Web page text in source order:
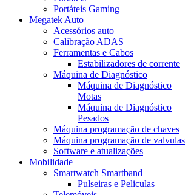
Portáteis Gaming
Megatek Auto
Acessórios auto
Calibração ADAS
Ferramentas e Cabos
Estabilizadores de corrente
Máquina de Diagnóstico
Máquina de Diagnóstico
Motas
Máquina de Diagnóstico
Pesados
Máquina programação de chaves
Máquina programação de valvulas
Software e atualizações
Mobilidade
Smartwatch Smartband
Pulseiras e Peliculas